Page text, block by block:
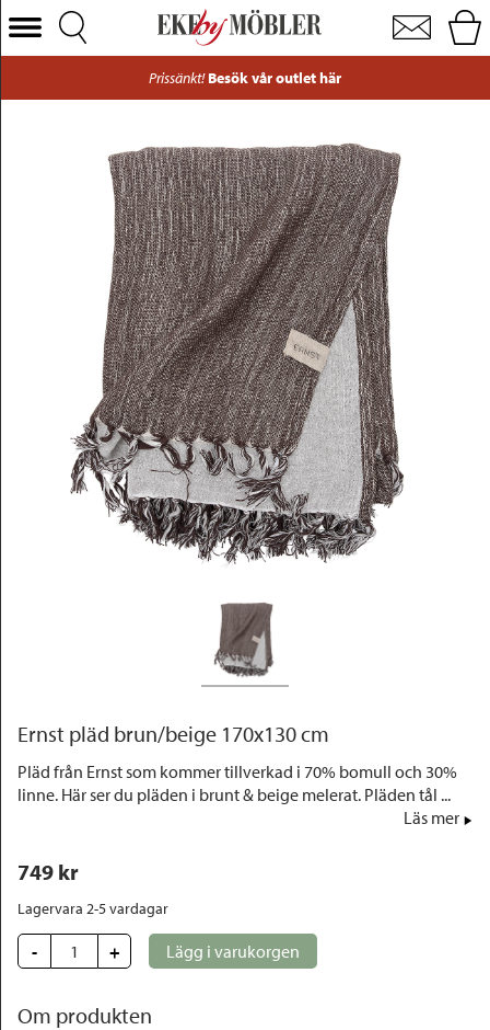
Ernst pläd brun/beige 170x130 cm
Välj Kategori
Belysning
Utemöbler
Varumärken
Prissänkt! Besök vår outlet här
Ernst pläd brun/beige 170x130 cm
Pläd från Ernst som kommer tillverkad i 70% bomull och 30%
linne. Här ser du pläden i brunt & beige melerat. Pläden tål ...
Läs mer
749 kr
Lagervara 2-5 vardagar
- + Lägg i varukorgen
Om produkten